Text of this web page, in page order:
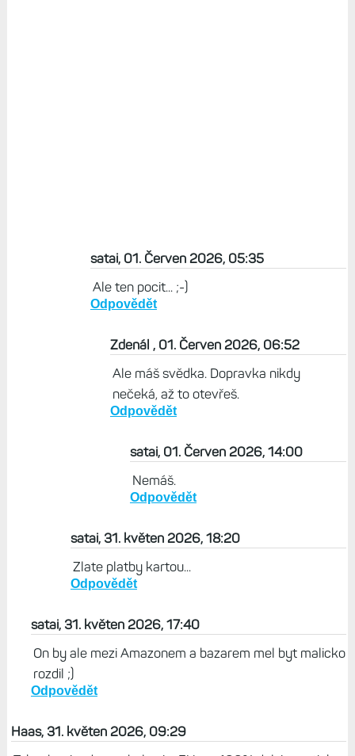
satai, 01. Červen 2026, 05:35
Ale ten pocit... ;-)
Odpovědět
Zdenál , 01. Červen 2026, 06:52
Ale máš svědka. Dopravka nikdy
nečeká, až to otevřeš.
Odpovědět
satai, 01. Červen 2026, 14:00
Nemáš.
Odpovědět
satai, 31. květen 2026, 18:20
Zlate platby kartou...
Odpovědět
satai, 31. květen 2026, 17:40
On by ale mezi Amazonem a bazarem mel byt malicko
rozdil ;)
Odpovědět
Haas, 31. květen 2026, 09:29